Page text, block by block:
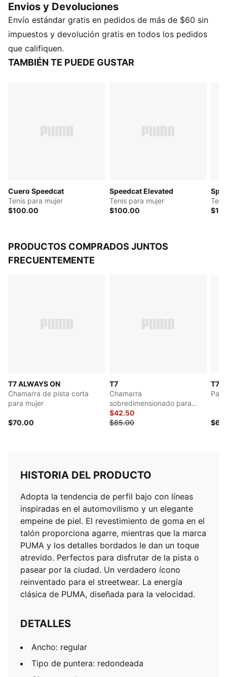
Perfectos para disfrutar de la pista o pasear por la
ciudad. Un verdadero ícono reinventado para el
streetwear. La energía clásica de PUMA, diseñada
para la velocidad.
DETALLES
Envios y Devoluciones
Envío estándar gratis en pedidos de más de $60 sin
impuestos y devolución gratis en todos los pedidos
que califiquen.
TAMBIÉN TE PUEDE GUSTAR
Cuero Speedcat
Tenis para mujer
$100.00
Speedcat Elevated
Tenis para mujer
$100.00
PRODUCTOS COMPRADOS JUNTOS
FRECUENTEMENTE
T7 ALWAYS ON
Chamarra de pista corta
para mujer
$70.00
T7
Chamarra
sobredimensionado para
hombre T7
$42.50
$85.00
T7
HISTORIA DEL PRODUCTO
Adopta la tendencia de perfil bajo con líneas
inspiradas en el automovilismo y un elegante
empeine de piel. El revestimiento de goma en el
talón proporciona agarre, mientras que la marca
PUMA y los detalles bordados le dan un toque
atrevido. Perfectos para disfrutar de la pista o
pasear por la ciudad. Un verdadero ícono
reinventado para el streetwear. La energía
clásica de PUMA, diseñada para la velocidad.
DETALLES
Ancho: regular
Tipo de puntera: redondeada